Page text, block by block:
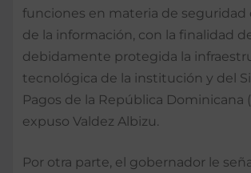
funciones en materia de seguridad
de la información, con la finalidad
debidamente protegida la
tecnológica de la institución y del
Pagos de la República Dominicana
expuso Valdez Albizu.
Por otra parte, el gobernador le